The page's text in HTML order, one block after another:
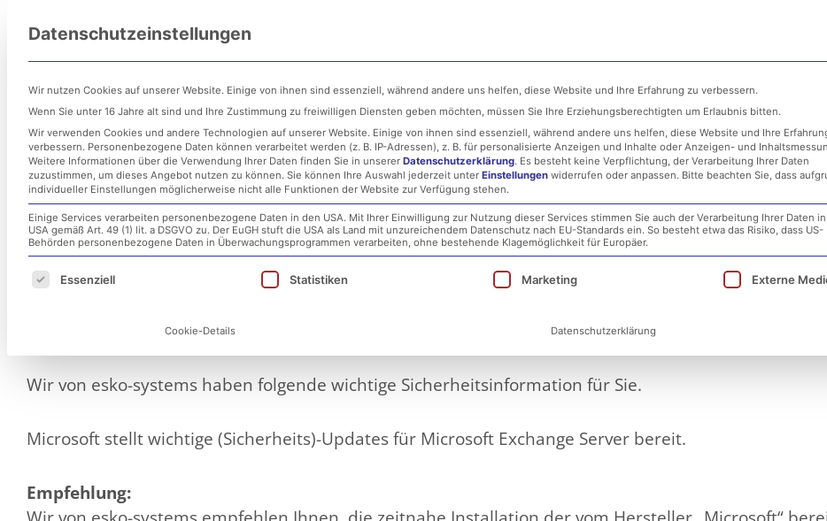
Inhalt
springen
Unternehmen MSP IT-Security Infrastructure
Microsoft Exchange Server – Security Probleme –
Remotecodeausführung durch die Schwachstelle möglich
Wir von esko-systems haben folgende wichtige Sicherheitsinformation für Sie.
Microsoft stellt wichtige (Sicherheits)-Updates für Microsoft Exchange Server bereit.
Empfehlung:
Datenschutzeinstellungen
Wir nutzen Cookies auf unserer Website. Einige von ihnen sind essenziell, während andere uns helfen, diese Website und Ihre Erfahrung zu verbessern.
Wenn Sie unter 16 Jahre alt sind und Ihre Zustimmung zu freiwilligen Diensten geben möchten, müssen Sie Ihre Erziehungsberechtigten um Erlaubnis bitten.
Wir verwenden Cookies und andere Technologien auf unserer Website. Einige von ihnen sind essenziell, während andere uns helfen, diese Website und Ihre
verbessern. Personenbezogene Daten können verarbeitet werden (z. B. IP-Adressen), z. B. für personalisierte Anzeigen und Inhalte oder Anzeigen- und
Weitere Informationen über die Verwendung Ihrer Daten finden Sie in unserer Datenschutzerklärung. Es besteht keine Verpflichtung, der Verarbeitung Ihrer Daten
zuzustimmen, um dieses Angebot nutzen zu können. Sie können Ihre Auswahl jederzeit unter Einstellungen widerrufen oder anpassen. Bitte beachten Sie, dass
individueller Einstellungen möglicherweise nicht alle Funktionen der Website zur Verfügung stehen.
Einige Services verarbeiten personenbezogene Daten in den USA. Mit Ihrer Einwilligung zur Nutzung dieser Services stimmen Sie auch der Verarbeitung Ihrer Daten
USA gemäß Art. 49 (1) lit. a DSGVO zu. Der EuGH stuft die USA als Land mit unzureichendem Datenschutz nach EU-Standards ein. So besteht etwa das Risiko, dass US-
Behörden personenbezogene Daten in Überwachungsprogrammen verarbeiten, ohne bestehende Klagemöglichkeit für Europäer.
Es folgt eine Liste der Service-Gruppen, für die eine Einwilligung erteilt werden kann. Die erste
Essenziell Statistiken Marketing Externe
Cookie-Details Datenschutzerklärung